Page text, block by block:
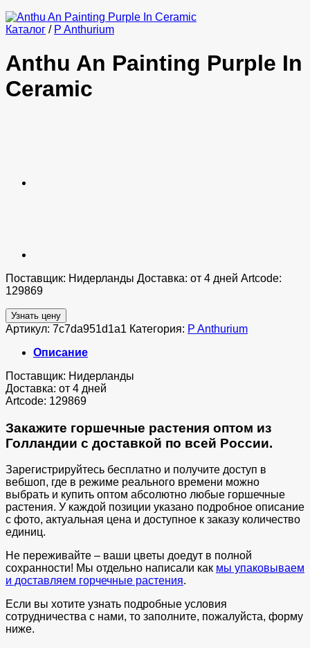
Каталог / P Anthurium
Anthu An Painting Purple In
Ceramic
Поставщик: Нидерланды Доставка: от 4 дней Artcode:
129869
Узнать цену
Артикул: 7c7da951d1a1 Категория: P Anthurium
Описание
Поставщик: Нидерланды
Доставка: от 4 дней
Artcode: 129869
Закажите горшечные растения оптом из
Голландии с доставкой по всей России.
Зарегистрируйтесь бесплатно и получите доступ в
вебшоп, где в режиме реального времени можно
выбрать и купить оптом абсолютно любые горшечные
растения. У каждой позиции указано подробное описание
с фото, актуальная цена и доступное к заказу количество
единиц.
Не переживайте – ваши цветы доедут в полной
сохранности! Мы отдельно написали как мы упаковываем
и доставляем горчечные растения.
Если вы хотите узнать подробные условия
сотрудничества с нами, то заполните, пожалуйста, форму
ниже.